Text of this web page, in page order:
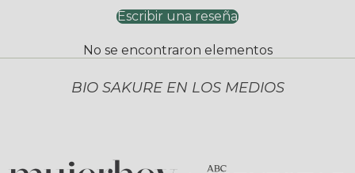
Escribir una reseña
No se encontraron elementos
BIO SAKURE EN LOS MEDIOS